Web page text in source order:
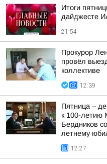
Итоги
дайджесте
21:54
Прокурор
провёл
коллективе
12:39
Пятница –
к 100-летию
Бердников
летнему
12:27